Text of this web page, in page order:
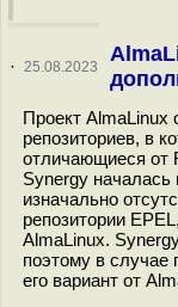
· 25.08.2023
Проект AlmaLinux
репозиториев, в
отличающиеся от
Synergy началась
изначально
репозитории
AlmaLinux.
поэтому в случае
его вариант от